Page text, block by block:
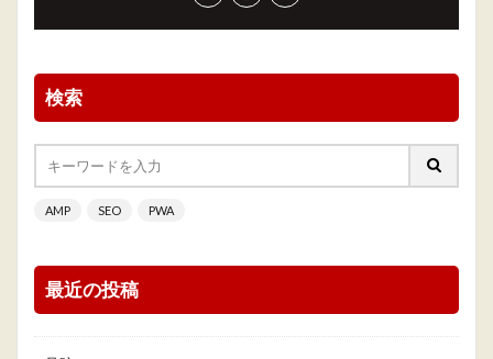
検索
AMP SEO PWA
最近の投稿